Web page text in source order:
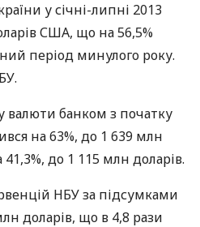
у січні-липні 2013
США, що на 56,5%
період минулого року.
.
валюти банком з початку
на 63%, до 1 639 млн
41,3%, до 1 115 млн доларів.
НБУза підсумками
доларів, що в 4,8 рази